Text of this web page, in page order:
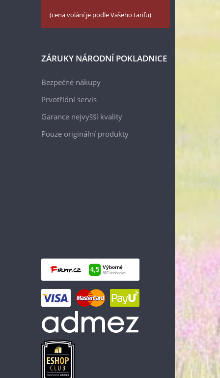
(cena volání je podle Vašeho tarifu)
ZÁRUKY NÁRODNÍ POKLADNICE
Bezpečné nákupy
Prvotřídní servis
Garance nejvyšší kvality
Pouze originální produkty